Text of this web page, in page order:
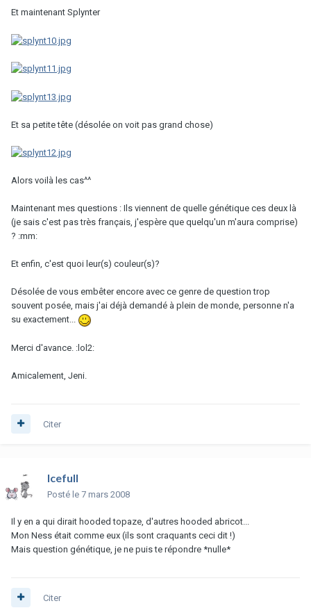
Et maintenant Splynter
Et sa petite tête (désolée on voit pas grand chose)
Alors voilà les cas^^
Maintenant mes questions : Ils viennent de quelle génétique ces deux là
(je sais c'est pas très français, j'espère que quelqu'un m'aura comprise)
? :mm:
Et enfin, c'est quoi leur(s) couleur(s)?
Désolée de vous embêter encore avec ce genre de question trop
souvent posée, mais j'ai déjà demandé à plein de monde, personne n'a
su exactement...
Merci d'avance. :lol2:
Amicalement, Jeni.
Citer
Icefull
Posté le 7 mars 2008
Il y en a qui dirait hooded topaze, d'autres hooded abricot...
Mon Ness était comme eux (ils sont craquants ceci dit !)
Mais question génétique, je ne puis te répondre *nulle*
Citer